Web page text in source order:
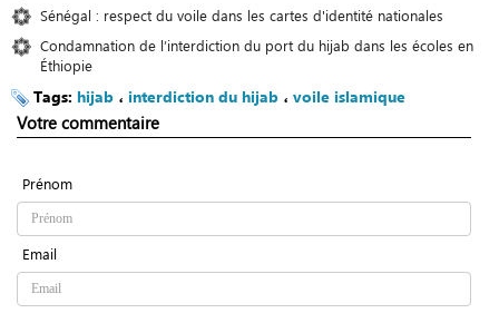
Sénégal : respect du voile dans les cartes d'identité nationales
Condamnation de l’interdiction du port du hijab dans les écoles en
Éthiopie
Tags: hijab ، interdiction du hijab ، voile islamique
Votre commentaire
Prénom
Email